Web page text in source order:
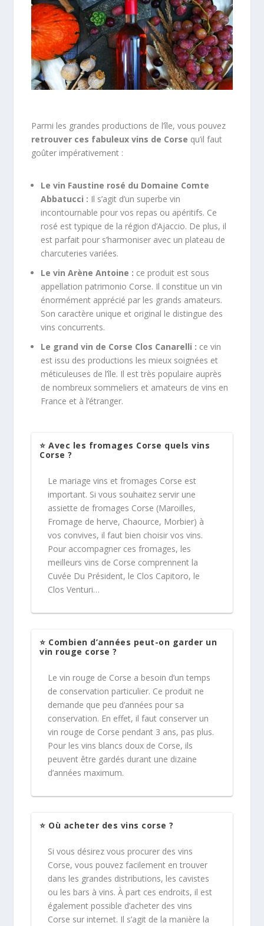
Parmi les grandes productions de l’île, vous pouvez
retrouver ces fabuleux vins de Corse qu’il faut
goûter impérativement :
Le vin Faustine rosé du Domaine Comte
Abbatucci : Il s’agit d’un superbe vin
incontournable pour vos repas ou apéritifs. Ce
rosé est typique de la région d’Ajaccio. De plus, il
est parfait pour s’harmoniser avec un plateau de
charcuteries variées.
Le vin Arène Antoine : ce produit est sous
appellation patrimonio Corse. Il constitue un vin
énormément apprécié par les grands amateurs.
Son caractère unique et original le distingue des
vins concurrents.
Le grand vin de Corse Clos Canarelli : ce vin
est issu des productions les mieux soignées et
méticuleuses de l’île. Il est très populaire auprès
de nombreux sommeliers et amateurs de vins en
France et à l’étranger.
⭐ Avec les fromages Corse quels vins
Corse ?
Le mariage vins et fromages Corse est
important. Si vous souhaitez servir une
assiette de fromages Corse (Maroilles,
Fromage de herve, Chaource, Morbier) à
vos convives, il faut bien choisir vos vins.
Pour accompagner ces fromages, les
meilleurs vins de Corse comprennent la
Cuvée Du Président, le Clos Capitoro, le
Clos Venturi…
⭐ Combien d’années peut-on garder un
vin rouge corse ?
Le vin rouge de Corse a besoin d’un temps
de conservation particulier. Ce produit ne
demande que peu d’années pour sa
conservation. En effet, il faut conserver un
vin rouge de Corse pendant 3 ans, pas plus.
Pour les vins blancs doux de Corse, ils
peuvent être gardés durant une dizaine
d’années maximum.
⭐ Où acheter des vins corse ?
Si vous désirez vous procurer des vins
Corse, vous pouvez facilement en trouver
dans les grandes distributions, les cavistes
ou les bars à vins. À part ces endroits, il est
également possible d’acheter des vins
Corse sur internet. Il s’agit de la manière la